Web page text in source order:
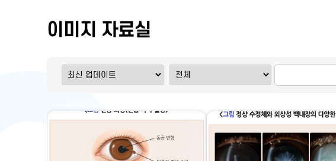
이미지 자료실